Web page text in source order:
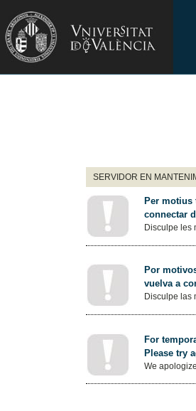
SERVIDOR EN
Per motius
connectar
Disculpe les
Por
vuelva a
Disculpe las
For
Please try
We